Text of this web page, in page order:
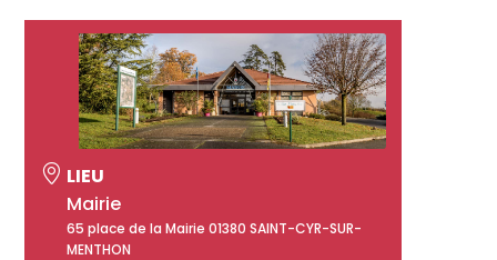
LIEU
Mairie
65 place de la Mairie 01380 SAINT-CYR-SUR-
MENTHON